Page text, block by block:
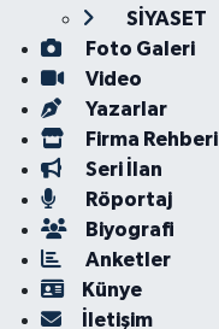
SİYASET
Foto Galeri
Video
Yazarlar
Firma Rehberi
Seri İlan
Röportaj
Biyografi
Anketler
Künye
İletişim